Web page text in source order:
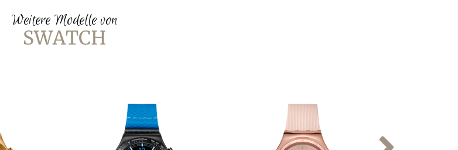
Weitere Modelle von
SWATCH